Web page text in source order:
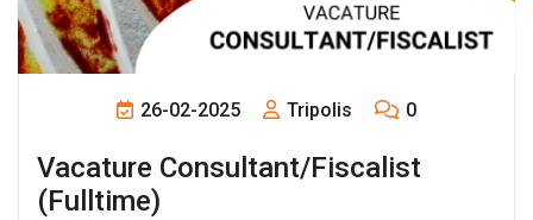
26-02-2025 Tripolis 0
Vacature Consultant/Fiscalist
(Fulltime)